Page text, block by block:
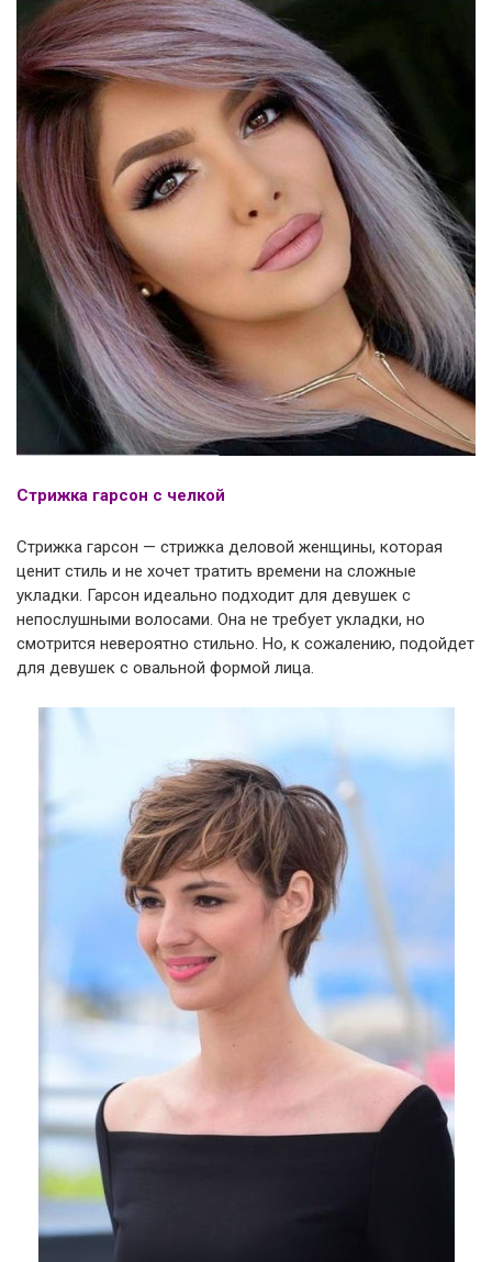
Стрижка гарсон с челкой
Стрижка гарсон — стрижка деловой женщины, которая
ценит стиль и не хочет тратить времени на сложные
укладки. Гарсон идеально подходит для девушек с
непослушными волосами. Она не требует укладки, но
смотрится невероятно стильно. Но, к сожалению, подойдет
для девушек с овальной формой лица.